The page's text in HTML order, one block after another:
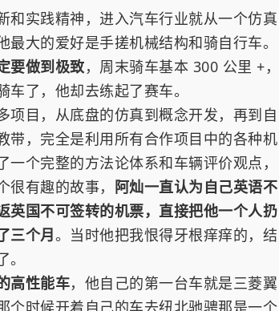
和实践精神，进入汽车行业就从一个仿真
大的爱好是手搓机械结构和骑自行车。
要做到极致，周末骑车基本 300 公里 +，
了，他却去练起了赛车。
项目，从底盘的仿真到概念开发，再到自
带，完全是利用所有合作项目中的各种机
个完整的方法论体系和车辆评价观点，
有趣的故事， 阿灿一直认为自己英语不
英国不可签转的机票，直接把他一个人扔
三个月。当时他把我恨得牙根痒痒的，结
高性能车，他自己的第一台车就是三菱翼
个时候开着自己的车去纽北驰骋那是一个